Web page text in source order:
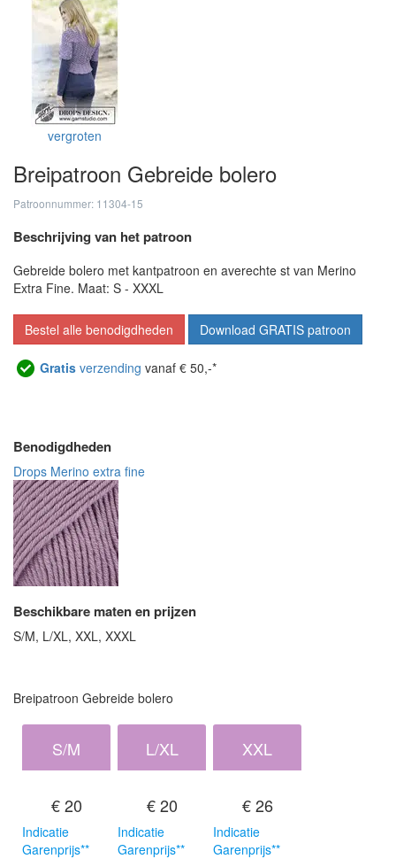
vergroten
Breipatroon Gebreide bolero
Patroonnummer: 11304-15
Beschrijving van het patroon
Gebreide bolero met kantpatroon en averechte st van Merino
Extra Fine. Maat: S - XXXL
Bestel alle benodigdheden Download GRATIS patroon
Gratis verzending vanaf € 50,-*
Benodigdheden
Drops Merino extra fine
Beschikbare maten en prijzen
S/M, L/XL, XXL, XXXL
Breipatroon Gebreide bolero
S/M
€ 20
Indicatie
Garenprijs**
L/XL
€ 20
Indicatie
Garenprijs**
XXL
€ 26
Indicatie
Garenprijs**